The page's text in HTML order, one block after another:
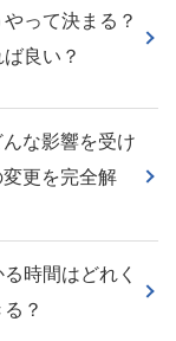
って決まる？
良い？
な影響を受け
更を完全解
時間はどれく
？